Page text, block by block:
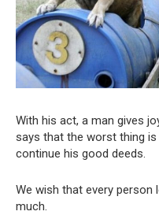
With his act, a man gives
says that the worst thing
continue his good deeds.
We wish that every
much.